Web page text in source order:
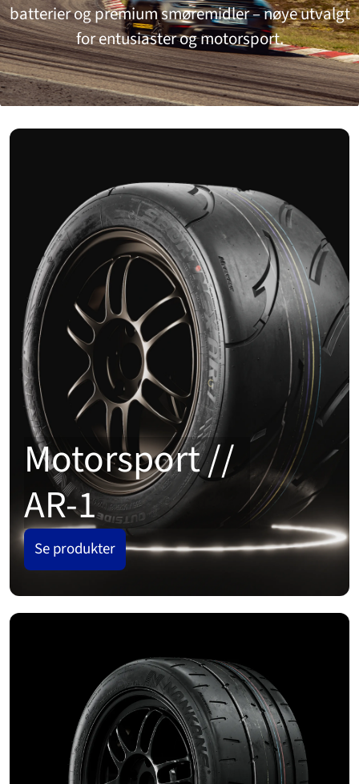
batterier og premium smøremidler – nøye utvalgt
for entusiaster og motorsport.
Motorsport //
AR-1
Se produkter